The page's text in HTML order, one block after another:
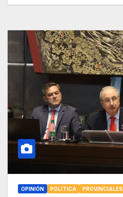
OPINIÓN POLÍTICA PROVINCIALES